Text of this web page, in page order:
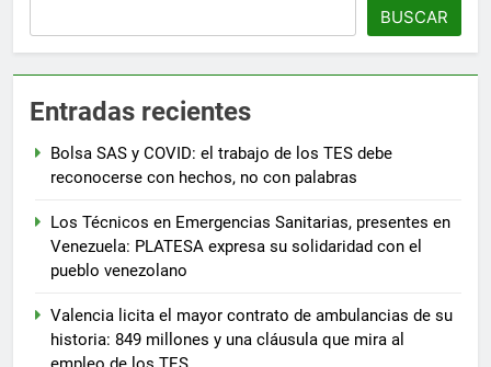
BUSCAR
Entradas recientes
Bolsa SAS y COVID: el trabajo de los TES debe
reconocerse con hechos, no con palabras
Los Técnicos en Emergencias Sanitarias, presentes en
Venezuela: PLATESA expresa su solidaridad con el
pueblo venezolano
Valencia licita el mayor contrato de ambulancias de su
historia: 849 millones y una cláusula que mira al